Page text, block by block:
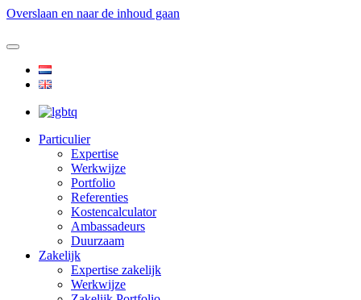
Overslaan en naar de inhoud gaan
Particulier
Expertise
Werkwijze
Portfolio
Referenties
Kostencalculator
Ambassadeurs
Duurzaam
Zakelijk
Expertise zakelijk
Werkwijze